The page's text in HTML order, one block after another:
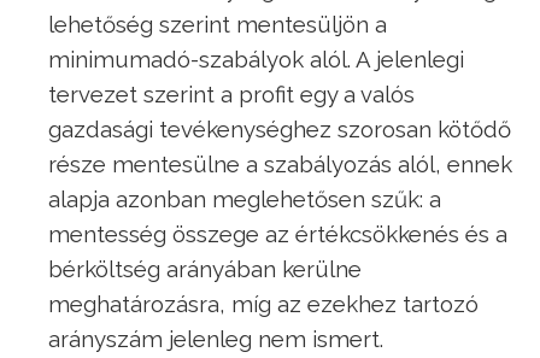
lehetőség szerint mentesüljön a
minimumadó-szabályok alól. A jelenlegi
tervezet szerint a profit egy a valós
gazdasági tevékenységhez szorosan kötődő
része mentesülne a szabályozás alól, ennek
alapja azonban meglehetősen szűk: a
mentesség összege az értékcsökkenés és a
bérköltség arányában kerülne
meghatározásra, míg az ezekhez tartozó
arányszám jelenleg nem ismert.